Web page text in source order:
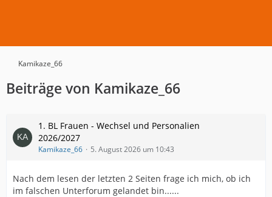
Kamikaze_66
Beiträge von Kamikaze_66
1. BL Frauen - Wechsel und Personalien
2026/2027
Kamikaze_66 5. August 2026 um 10:43
Nach dem lesen der letzten 2 Seiten frage ich mich, ob ich
im falschen Unterforum gelandet bin......